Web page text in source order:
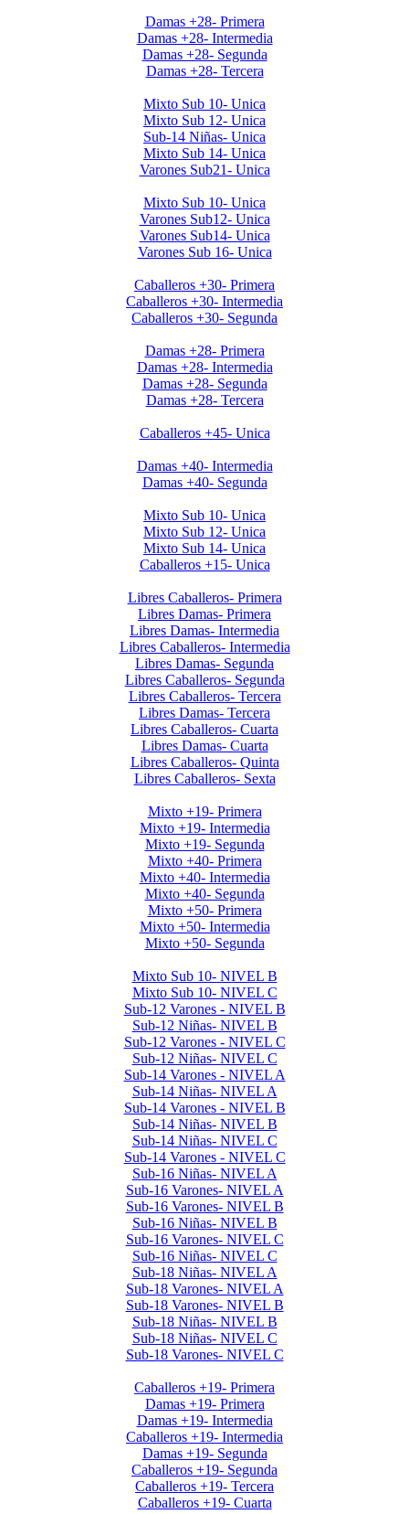
Damas +28- Primera
Damas +28- Intermedia
Damas +28- Segunda
Damas +28- Tercera
Mixto Sub 10- Unica
Mixto Sub 12- Unica
Sub-14 Niñas- Unica
Mixto Sub 14- Unica
Varones Sub21- Unica
Mixto Sub 10- Unica
Varones Sub12- Unica
Varones Sub14- Unica
Varones Sub 16- Unica
Caballeros +30- Primera
Caballeros +30- Intermedia
Caballeros +30- Segunda
Damas +28- Primera
Damas +28- Intermedia
Damas +28- Segunda
Damas +28- Tercera
Caballeros +45- Unica
Damas +40- Intermedia
Damas +40- Segunda
Mixto Sub 10- Unica
Mixto Sub 12- Unica
Mixto Sub 14- Unica
Caballeros +15- Unica
Libres Caballeros- Primera
Libres Damas- Primera
Libres Damas- Intermedia
Libres Caballeros- Intermedia
Libres Damas- Segunda
Libres Caballeros- Segunda
Libres Caballeros- Tercera
Libres Damas- Tercera
Libres Caballeros- Cuarta
Libres Damas- Cuarta
Libres Caballeros- Quinta
Libres Caballeros- Sexta
Mixto +19- Primera
Mixto +19- Intermedia
Mixto +19- Segunda
Mixto +40- Primera
Mixto +40- Intermedia
Mixto +40- Segunda
Mixto +50- Primera
Mixto +50- Intermedia
Mixto +50- Segunda
Mixto Sub 10- NIVEL B
Mixto Sub 10- NIVEL C
Sub-12 Varones - NIVEL B
Sub-12 Niñas- NIVEL B
Sub-12 Varones - NIVEL C
Sub-12 Niñas- NIVEL C
Sub-14 Varones - NIVEL A
Sub-14 Niñas- NIVEL A
Sub-14 Varones - NIVEL B
Sub-14 Niñas- NIVEL B
Sub-14 Niñas- NIVEL C
Sub-14 Varones - NIVEL C
Sub-16 Niñas- NIVEL A
Sub-16 Varones- NIVEL A
Sub-16 Varones- NIVEL B
Sub-16 Niñas- NIVEL B
Sub-16 Varones- NIVEL C
Sub-16 Niñas- NIVEL C
Sub-18 Niñas- NIVEL A
Sub-18 Varones- NIVEL A
Sub-18 Varones- NIVEL B
Sub-18 Niñas- NIVEL B
Sub-18 Niñas- NIVEL C
Sub-18 Varones- NIVEL C
Caballeros +19- Primera
Damas +19- Primera
Damas +19- Intermedia
Caballeros +19- Intermedia
Damas +19- Segunda
Caballeros +19- Segunda
Caballeros +19- Tercera
Caballeros +19- Cuarta